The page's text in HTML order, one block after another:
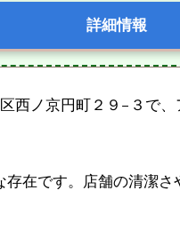
詳細情報
西ノ京円町２９−３で、
在です。店舗の清潔